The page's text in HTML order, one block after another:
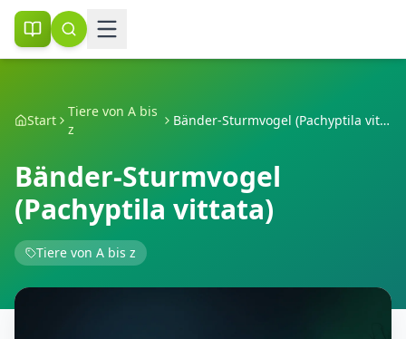
Start
Tiere von A bis
z
Bänder-Sturmvogel (Pachyptila vittata)
Bänder-Sturmvogel
(Pachyptila vittata)
Tiere von A bis z